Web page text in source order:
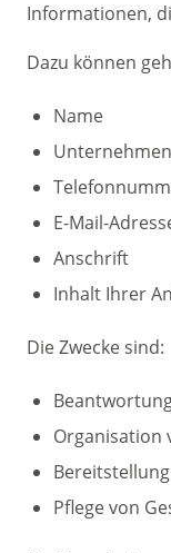
Informationen,
Dazu können
Name
Unternehmen
E-Mail-
Anschrift
Inhalt Ihrer
Die Zwecke sind:
Organisation
Pflege von